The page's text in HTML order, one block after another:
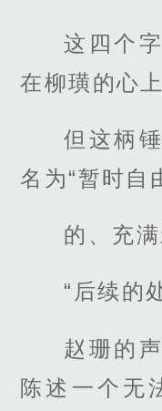
这四个
在柳璜的心上
但这柄
名为“暂时自
的、充
“后续的
赵珊的
陈述一个无